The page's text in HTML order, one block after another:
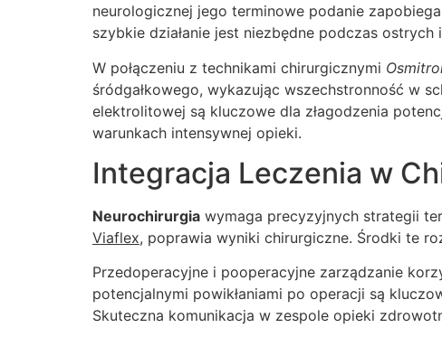
neurologicznej jego terminowe podanie
szybkie działanie jest niezbędne podczas ostrych
W połączeniu z technikami chirurgicznymi
śródgałkowego, wykazując wszechstronność w
elektrolitowej są kluczowe dla złagodzenia
warunkach intensywnej opieki.
Integracja Leczenia w
Neurochirurgia wymaga precyzyjnych strategii
Viaflex, poprawia wyniki chirurgiczne. Środki te
Przedoperacyjne i pooperacyjne zarządzanie
potencjalnymi powikłaniami po operacji są
Skuteczna komunikacja w zespole opieki